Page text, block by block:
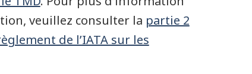
veuillez consulter la partie 2
de l’IATA sur les